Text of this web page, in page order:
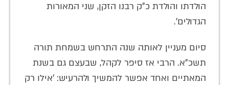
הולדתו והולדת כ"ק רבנו הזקן, שני המאורות
הגדולים'.
סיום מעניין לאותה שנה התרחש בשמחת תורה
תשכ"א. הרבי אז סיפר לקהל, שבעצם גם בשנת
המאתיים ואחד אפשר להמשיך ולהרעיש: 'אילו רק